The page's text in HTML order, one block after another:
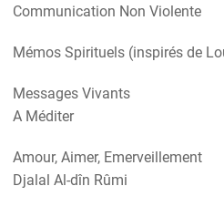
Communication Non Violente
Mémos Spirituels (inspirés de
Messages Vivants
A Méditer
Amour, Aimer, Emerveillement
Djalal Al-dîn Rûmi